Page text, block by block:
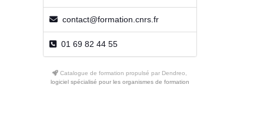
contact@formation.cnrs.fr
01 69 82 44 55
Catalogue de formation propulsé par Dendreo,
logiciel spécialisé pour les organismes de formation